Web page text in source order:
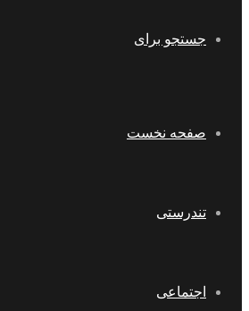
جستجو برای
صفحه نخست
تندرستی
اجتماعی